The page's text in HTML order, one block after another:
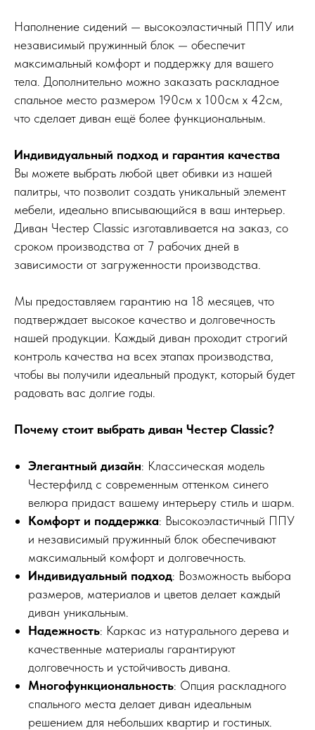
Наполнение сидений — высокоэластичный ППУ или
независимый пружинный блок — обеспечит
максимальный комфорт и поддержку для вашего
тела. Дополнительно можно заказать раскладное
спальное место размером 190см x 100см x 42см,
что сделает диван ещё более функциональным.
Индивидуальный подход и гарантия качества
Вы можете выбрать любой цвет обивки из нашей
палитры, что позволит создать уникальный элемент
мебели, идеально вписывающийся в ваш интерьер.
Диван Честер Classic изготавливается на заказ, со
сроком производства от 7 рабочих дней в
зависимости от загруженности производства.
Мы предоставляем гарантию на 18 месяцев, что
подтверждает высокое качество и долговечность
нашей продукции. Каждый диван проходит строгий
контроль качества на всех этапах производства,
чтобы вы получили идеальный продукт, который будет
радовать вас долгие годы.
Почему стоит выбрать диван Честер Classic?
Элегантный дизайн: Классическая модель
Честерфилд с современным оттенком синего
велюра придаст вашему интерьеру стиль и шарм.
Комфорт и поддержка: Высокоэластичный ППУ
и независимый пружинный блок обеспечивают
максимальный комфорт и долговечность.
Индивидуальный подход: Возможность выбора
размеров, материалов и цветов делает каждый
диван уникальным.
Надежность: Каркас из натурального дерева и
качественные материалы гарантируют
долговечность и устойчивость дивана.
Многофункциональность: Опция раскладного
спального места делает диван идеальным
решением для небольших квартир и гостиных.